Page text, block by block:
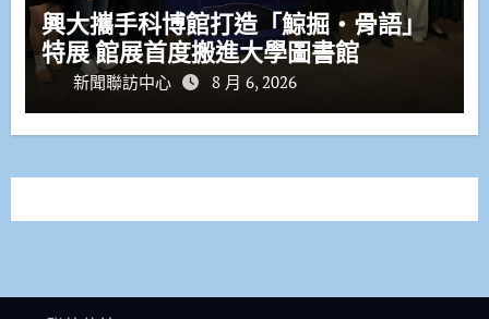
興大攜手科博館打造「鯨掘・骨語」
特展 館展首度搬進大學圖書館
新聞聯訪中心 8 月 6, 2026